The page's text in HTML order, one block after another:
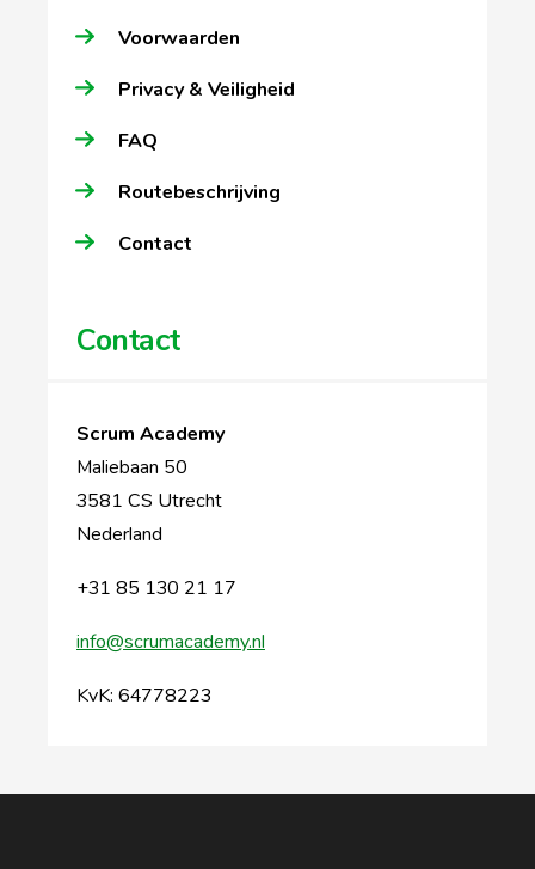
Voorwaarden
Privacy & Veiligheid
FAQ
Routebeschrijving
Contact
Contact
Scrum Academy
Maliebaan 50
3581 CS Utrecht
Nederland
+31 85 130 21 17
info@scrumacademy.nl
KvK: 64778223